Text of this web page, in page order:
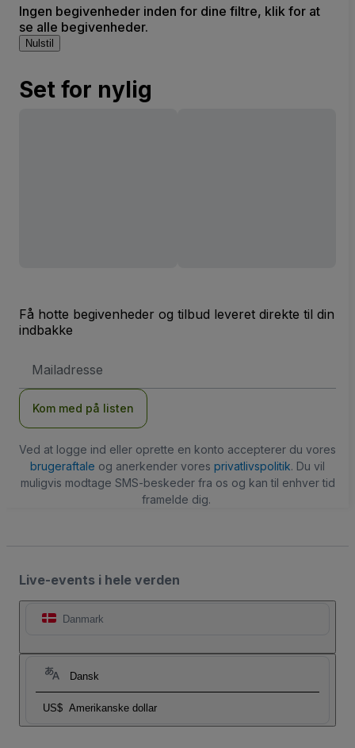
Ingen begivenheder inden for dine filtre, klik for at
se alle begivenheder.
Nulstil
Set for nylig
Få hotte begivenheder og tilbud leveret direkte til din
indbakke
adresse
Kom med på listen
Ved at logge ind eller oprette en konto accepterer du vores
brugeraftale og anerkender vores privatlivspolitik. Du vil
muligvis modtage SMS-beskeder fra os og kan til enhver tid
framelde dig.
Live-events i hele verden
Danmark
Dansk
US$ Amerikanske dollar